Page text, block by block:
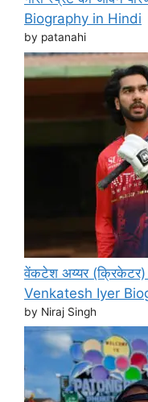
Biography in Hindi
by patanahi
वेंकटेश अय्यर (क्रिकेटर)
Venkatesh Iyer
by Niraj Singh